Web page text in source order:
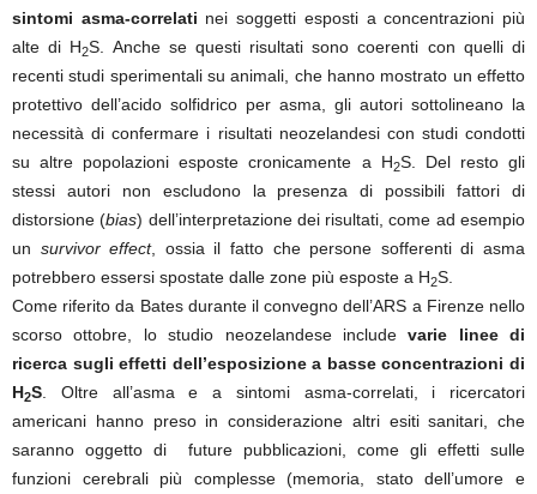
sintomi asma-correlati nei soggetti esposti a concentrazioni più
alte di H2S. Anche se questi risultati sono coerenti con quelli di
recenti studi sperimentali su animali, che hanno mostrato un effetto
protettivo dell’acido solfidrico per asma, gli autori sottolineano la
necessità di confermare i risultati neozelandesi con studi condotti
su altre popolazioni esposte cronicamente a H2S. Del resto gli
stessi autori non escludono la presenza di possibili fattori di
distorsione (bias) dell’interpretazione dei risultati, come ad esempio
un survivor effect, ossia il fatto che persone sofferenti di asma
potrebbero essersi spostate dalle zone più esposte a H2S.
Come riferito da Bates durante il convegno dell’ARS a Firenze nello
scorso ottobre, lo studio neozelandese includevarie linee di
ricerca sugli effetti dell’esposizione a basse concentrazioni di
H2S . Oltre all’asma e a sintomi asma-correlati, i ricercatori
americani hanno preso in considerazione altri esiti sanitari, che
saranno oggetto di future pubblicazioni, come gli effetti sulle
funzioni cerebrali più complesse (memoria, stato dell’umore e